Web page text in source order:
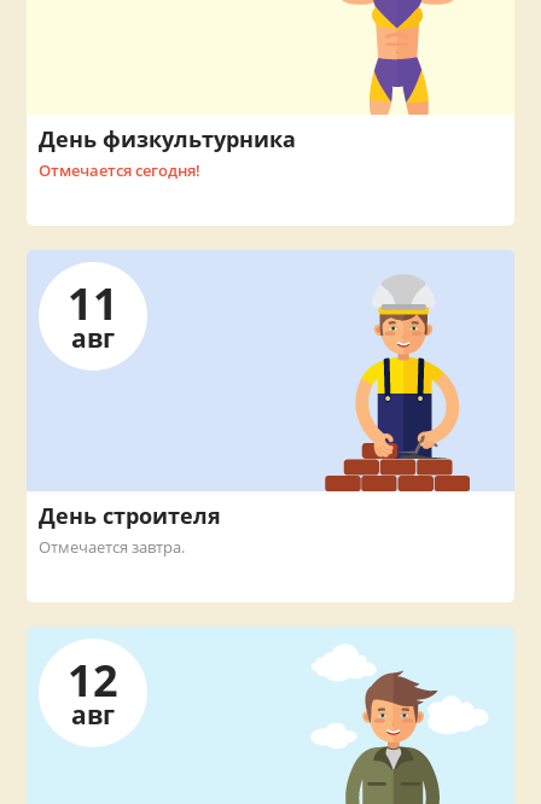
День физкультурника
Отмечается сегодня!
11
авг
День строителя
Отмечается завтра.
12
авг